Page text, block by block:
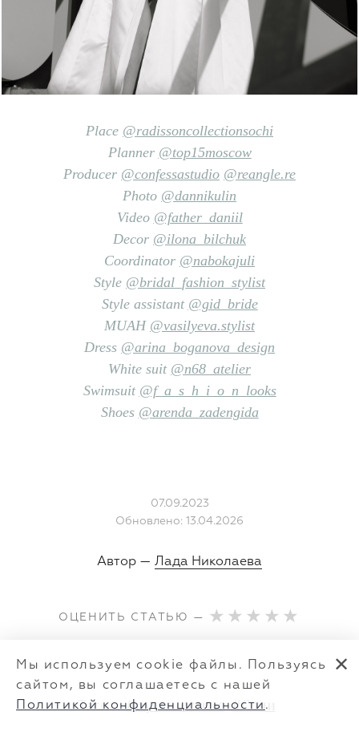
Place @radissoncollectionsochi
Planner @top15moscow
Producer @confessastudio @reangle.re
Photo @dannikulin
Video @father_daniil
Decor @ilona_bilchuk
Coordinator @nabokajuli
Style @bridal_fashion_stylist
Style assistant @gid_bride
MUAH @vasilyeva.stylist
Dress @arina_boganova_design
White suit @n68_atelier
Swimsuit @f_a_s_h_i_o_n_looks
Shoes @arenda_zadengida
07.09.2023
Обновлено: 13.04.2026
Автор — Лада Николаева
ОЦЕНИТЬ СТАТЬЮ —
Теги: #путешествие #Сочи
Мы используем cookie файлы. Пользуясь
сайтом, вы соглашаетесь с нашей
Политикой конфиденциальности .
✕